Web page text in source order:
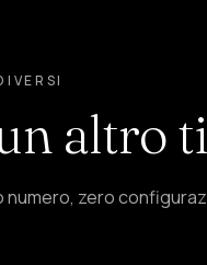
altro
numero, zero